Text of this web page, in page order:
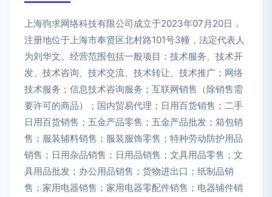
上海驹求网络科技有限公司成立于2023年07月20日，
注册地位于上海市奉贤区北村路101号3幢，法定代表人
为刘华文。经营范围包括一般项目：技术服务、技术开
发、技术咨询、技术交流、技术转让、技术推广；网络
技术服务；信息技术咨询服务；互联网销售（除销售需
要许可的商品）；国内贸易代理；日用百货销售；二手
日用百货销售；五金产品零售；五金产品批发；箱包销
售；服装辅料销售；服装服饰零售；特种劳动防护用品
销售；日用杂品销售；日用品销售；文具用品零售；文
具用品批发；办公用品销售；货物进出口；纸制品销
售；家用电器销售；家用电器零配件销售；电器辅件销